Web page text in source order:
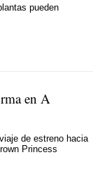
pueden
en A
de estreno hacia
Princess